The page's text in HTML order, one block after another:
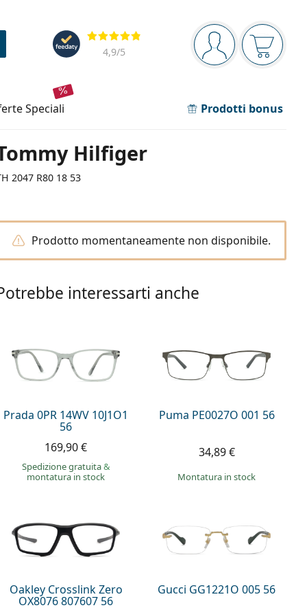
Barra di navigazione
sei connesso
Il
Valutazione
4,9/5
speciali Prodotti bonus
Hilfiger
2047 R80 18 53
Prodotto momentaneamente non disponibile.
interessarti anche
Prada 0PR 14WV 10J1O1
56
169,90 €
Spedizione gratuita&
montatura in stock
Puma PE0027O 001 56
34,89 €
montatura in stock
Oakley Crosslink Zero
OX8076 807607 56
Gucci GG1221O 005 56